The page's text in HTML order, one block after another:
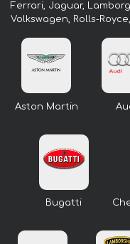
Ferrari, Jaguar,
Volkswagen, Rolls-
Aston Martin
Bugatti